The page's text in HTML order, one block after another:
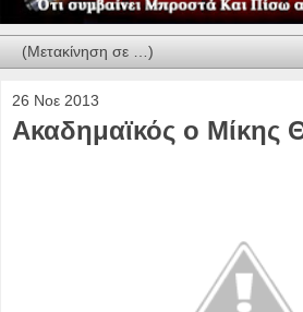
26 Νοε 2013
Ακαδημαϊκός ο Μίκης